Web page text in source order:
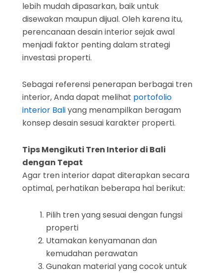
lebih mudah dipasarkan, baik untuk
disewakan maupun dijual. Oleh karena itu,
perencanaan desain interior sejak awal
menjadi faktor penting dalam strategi
investasi properti.
Sebagai referensi penerapan berbagai tren
interior, Anda dapat melihat portofolio
interior Baliyang menampilkan beragam
konsep desain sesuai karakter properti.
Tips Mengikuti Tren Interior di Bali
dengan Tepat
Agar tren interior dapat diterapkan secara
optimal, perhatikan beberapa hal berikut:
Pilih tren yang sesuai dengan fungsi
properti
Utamakan kenyamanan dan
kemudahan perawatan
Gunakan material yang cocok untuk